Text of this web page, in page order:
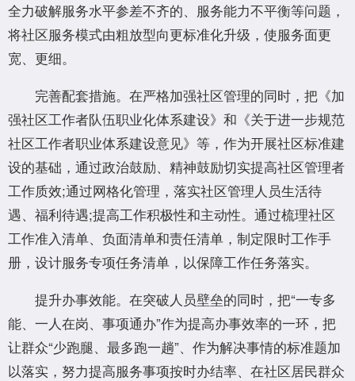
全力破解服务水平参差不齐的、服务能力不平衡等问题，
将社区服务模式由粗放型向更标准化升级，使服务面更
宽、更细。
完善配套措施。在严格加强社区管理的同时，把《加
强社区工作者队伍职业化体系建设》和《关于进一步规范
社区工作者职业体系建设意见》等，作为开展社区标准建
设的基础，通过政治鼓励、精神鼓励切实提高社区管理者
工作质效;通过网格化管理，落实社区管理人员生活待
遇、福利待遇;提高工作积极性和主动性。通过梳理社区
工作准入清单、负面清单和责任清单，制定限时工作手
册，设计服务专项任务清单，以保障工作任务落实。
提升办事效能。在突破人员壁垒的同时，把“一专多
能、一人在岗、事项通办”作为提高办事效率的一环，把
让群众“少跑腿、最多跑一趟”、作为解决事情的标准题加
以落实，努力提高服务事项按时办结率、在社区居民群众